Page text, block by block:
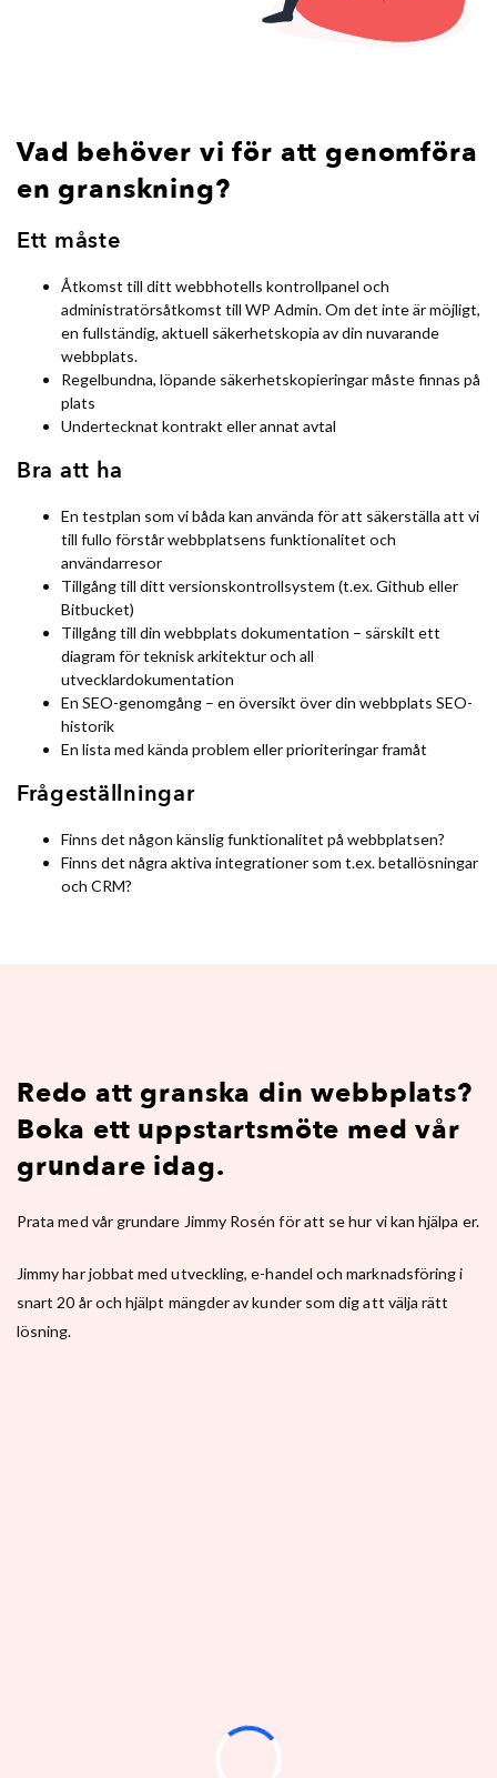
Vad behöver vi för att genomföra
en granskning?
Ett måste
Åtkomst till ditt webbhotells kontrollpanel och
administratörsåtkomst till WP Admin. Om det inte är möjligt,
en fullständig, aktuell säkerhetskopia av din nuvarande
webbplats.
Regelbundna, löpande säkerhetskopieringar måste finnas på
plats
Undertecknat kontrakt eller annat avtal
Bra att ha
En testplan som vi båda kan använda för att säkerställa att vi
till fullo förstår webbplatsens funktionalitet och
användarresor
Tillgång till ditt versionskontrollsystem (t.ex. Github eller
Bitbucket)
Tillgång till din webbplats dokumentation – särskilt ett
diagram för teknisk arkitektur och all
utvecklardokumentation
En SEO-genomgång – en översikt över din webbplats SEO-
historik
En lista med kända problem eller prioriteringar framåt
Frågeställningar
Finns det någon känslig funktionalitet på webbplatsen?
Finns det några aktiva integrationer som t.ex. betallösningar
och CRM?
Redo att granska din webbplats?
Boka ett uppstartsmöte med vår
grundare idag.
Prata med vår grundare Jimmy Rosén för att se hur vi kan hjälpa er.
Jimmy har jobbat med utveckling, e-handel och marknadsföring i
snart 20 år och hjälpt mängder av kunder som dig att välja rätt
lösning.